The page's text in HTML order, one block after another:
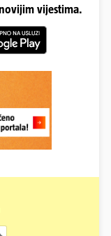
vijestima.